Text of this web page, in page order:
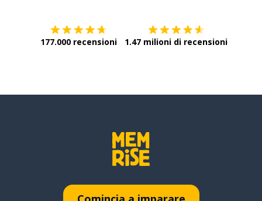
177.000 recensioni 1.47 milioni di recensioni